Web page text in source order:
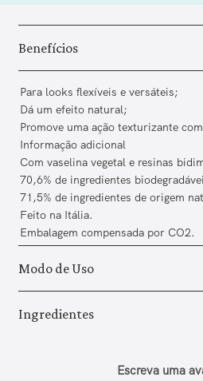
Benefícios
Para looks flexíveis e versáteis;
Dá um efeito natural;
Promove uma ação texturizante
Informação adicional
Com vaselina vegetal e resinas
70,6% de ingredientes
71,5% de ingredientes de origem
Feito na Itália.
Embalagem compensada por CO2.
Modo de Uso
Ingredientes
Escreva uma